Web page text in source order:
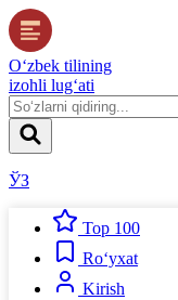
O‘zbek tilining
izohli lug‘ati
ЎЗ
Top 100
Ro‘yxat
Kirish